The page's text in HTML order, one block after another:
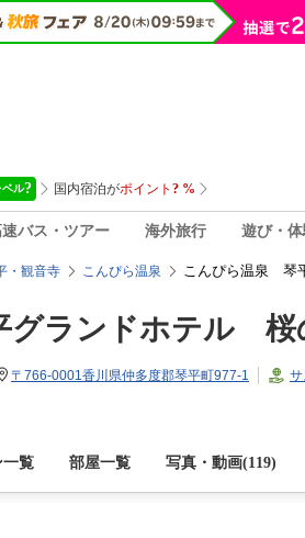
バス・ツアー 海外旅行 遊び・
・観音寺 こんぴら温泉 こんぴら温泉 琴
グランドホテル 桜
〒766-0001香川県仲多度郡琴平町977-1
一覧 部屋一覧 写真・動画(119)